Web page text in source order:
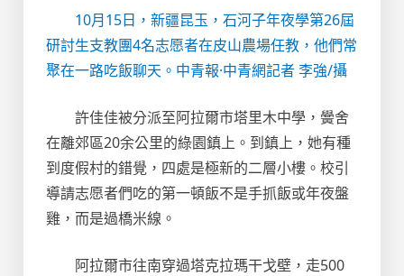
10月15日，新疆昆玉，石河子年夜學第26屆
研討生支教團4名志愿者在皮山農場任教，他們常
聚在一路吃飯聊天。中青報·中青網記者 李強/攝
許佳佳被分派至阿拉爾市塔里木中學，黌舍
在離郊區20余公里的綠園鎮上。到鎮上，她有種
到度假村的錯覺，四處是極新的二層小樓。校引
導請志愿者們吃的第一頓飯不是手抓飯或年夜盤
雞，而是過橋米線。
阿拉爾市往南穿過塔克拉瑪干戈壁，走500